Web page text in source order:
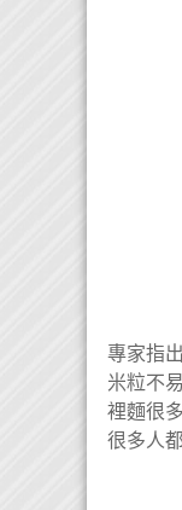
專家指
米粒不
裡麵很
很多人